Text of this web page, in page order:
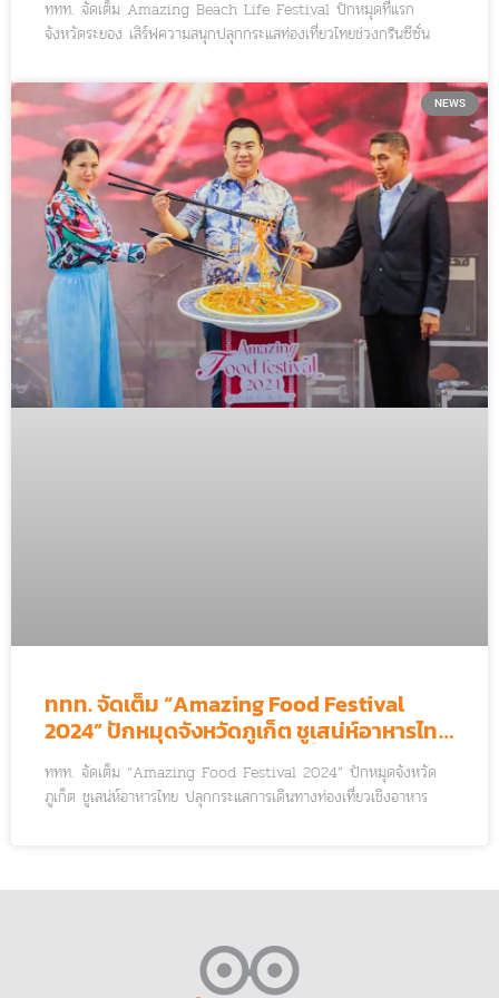
ททท. จัดเต็ม Amazing Beach Life Festival ปักหมุดที่แรก
จังหวัดระยอง เสิร์ฟความสนุกปลุกกระแสท่องเที่ยวไทยช่วงกรีนซีซั่น
NEWS
ททท. จัดเต็ม “Amazing Food Festival
2024” ปักหมุดจังหวัดภูเก็ต ชูเสน่ห์อาหารไทย
ปลุกกระแสการเดินทางท่องเที่ยวเชิงอาหาร
ททท. จัดเต็ม “Amazing Food Festival 2024” ปักหมุดจังหวัด
ภูเก็ต ชูเสน่ห์อาหารไทย ปลุกกระแสการเดินทางท่องเที่ยวเชิงอาหาร